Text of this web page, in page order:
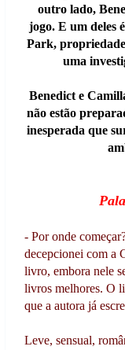
outro lado,
jogo. E um deles
Park,
uma
Benedict e
não estão
inesperada que
- Por onde
decepcionei com a
livro, embora nele
livros melhores. O
que a autora já
Leve, sensual,